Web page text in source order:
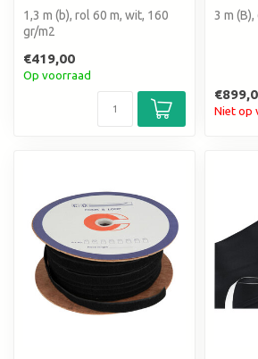
1,3 m (b), rol 60 m, wit, 160
gr/m2
€419,00
Op voorraad
3 m
Niet op